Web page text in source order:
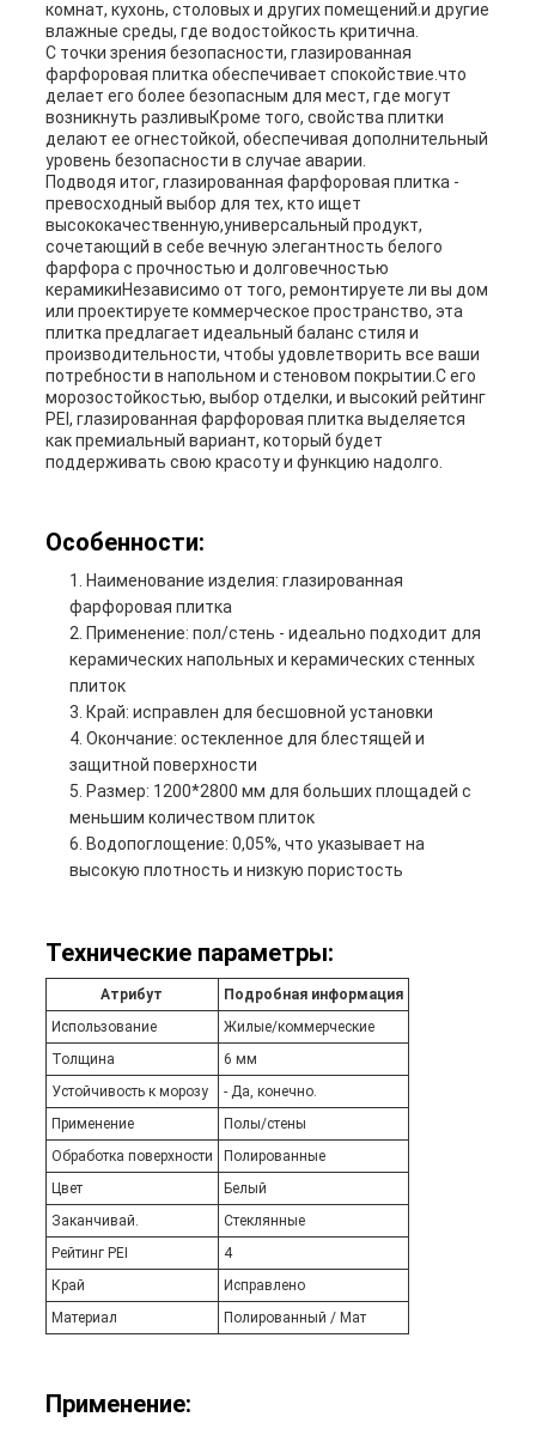
комнат, кухонь, столовых и других помещений.и другие
влажные среды, где водостойкость критична.
С точки зрения безопасности, глазированная
фарфоровая плитка обеспечивает спокойствие.что
делает его более безопасным для мест, где могут
возникнуть разливыКроме того, свойства плитки
делают ее огнестойкой, обеспечивая дополнительный
уровень безопасности в случае аварии.
Подводя итог, глазированная фарфоровая плитка -
превосходный выбор для тех, кто ищет
высококачественную,универсальный продукт,
сочетающий в себе вечную элегантность белого
фарфора с прочностью и долговечностью
керамикиНезависимо от того, ремонтируете ли вы дом
или проектируете коммерческое пространство, эта
плитка предлагает идеальный баланс стиля и
производительности, чтобы удовлетворить все ваши
потребности в напольном и стеновом покрытии.С его
морозостойкостью, выбор отделки, и высокий рейтинг
PEI, глазированная фарфоровая плитка выделяется
как премиальный вариант, который будет
поддерживать свою красоту и функцию надолго.
Особенности:
Наименование изделия: глазированная
фарфоровая плитка
Применение: пол/стень - идеально подходит для
керамических напольных и керамических стенных
плиток
Край: исправлен для бесшовной установки
Окончание: остекленное для блестящей и
защитной поверхности
Размер: 1200*2800 мм для больших площадей с
меньшим количеством плиток
Водопоглощение: 0,05%, что указывает на
высокую плотность и низкую пористость
Технические параметры:
Атрибут
Подробная информация
Использование
Жилые/коммерческие
Толщина
6 мм
Устойчивость к морозу
- Да, конечно.
Применение
Полы/стены
Обработка поверхности
Полированные
Цвет
Белый
Заканчивай.
Стеклянные
Рейтинг PEI
4
Край
Исправлено
Материал
Полированный / Мат
Применение: